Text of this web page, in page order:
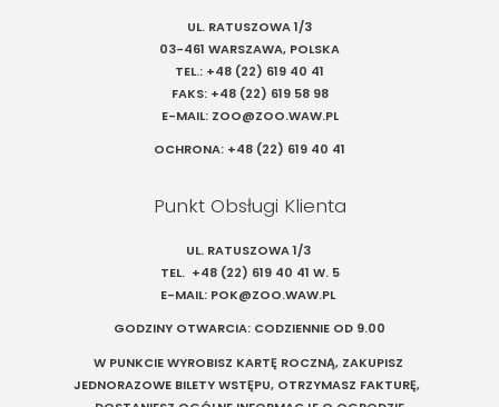
UL. RATUSZOWA 1/3
03-461 WARSZAWA, POLSKA
TEL.: +48 (22) 619 40 41
FAKS: +48 (22) 619 58 98
E-MAIL: ZOO@ZOO.WAW.PL
OCHRONA: +48 (22) 619 40 41
Punkt Obsługi Klienta
UL. RATUSZOWA 1/3
TEL. +48 (22) 619 40 41 W. 5
E-MAIL: POK@ZOO.WAW.PL
GODZINY OTWARCIA: CODZIENNIE OD 9.00
W PUNKCIE WYROBISZ KARTĘ ROCZNĄ, ZAKUPISZ
JEDNORAZOWE BILETY WSTĘPU, OTRZYMASZ FAKTURĘ,